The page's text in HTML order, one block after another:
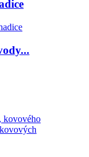
kovového